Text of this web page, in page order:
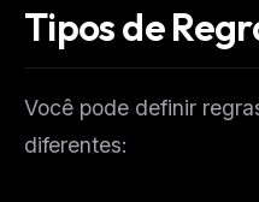
Tipos de
Você pode definir
diferentes: